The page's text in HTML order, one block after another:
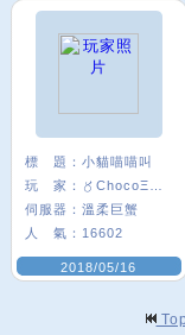
標 題： 小貓喵喵叫
玩 家：
伺服器： 溫柔巨蟹
人 氣： 16602
2018/05/16